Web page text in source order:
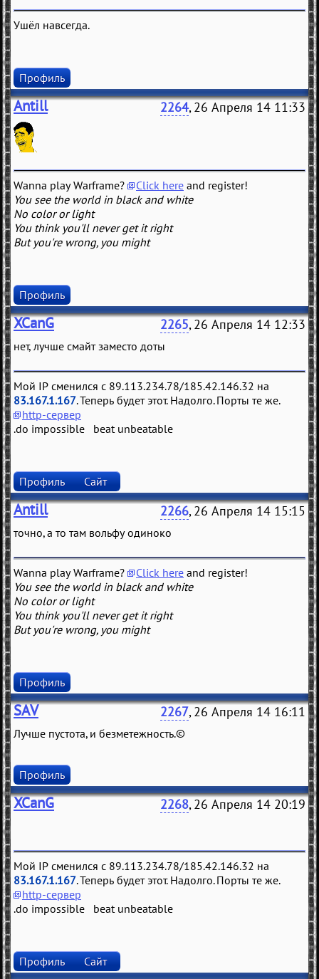
Ушёл навсегда.
Профиль
Antill 2264, 26 Апреля 14 11:33
Wanna play Warframe? Click here and register!
You see the world in black and white
No color or light
You think you'll never get it right
But you're wrong, you might
Профиль
XCanG 2265, 26 Апреля 14 12:33
нет, лучше смайт заместо доты
Мой IP сменился с 89.113.234.78/185.42.146.32 на
83.167.1.167. Теперь будет этот. Надолго. Порты те же.
http-сервер
.do impossible beat unbeatable
Профиль Сайт
Antill 2266, 26 Апреля 14 15:15
точно, а то там вольфу одиноко
Wanna play Warframe? Click here and register!
You see the world in black and white
No color or light
You think you'll never get it right
But you're wrong, you might
Профиль
SAV 2267, 26 Апреля 14 16:11
Лучше пустота, и безметежность.©
Профиль
XCanG 2268, 26 Апреля 14 20:19
Мой IP сменился с 89.113.234.78/185.42.146.32 на
83.167.1.167. Теперь будет этот. Надолго. Порты те же.
http-сервер
.do impossible beat unbeatable
Профиль Сайт